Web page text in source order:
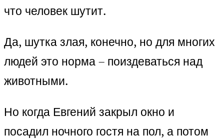
что человек шутит.
Да, шутка злая, конечно, но для многих
людей это норма – поиздеваться над
животными.
Но когда Евгений закрыл окно и
посадил ночного гостя на пол, а потом